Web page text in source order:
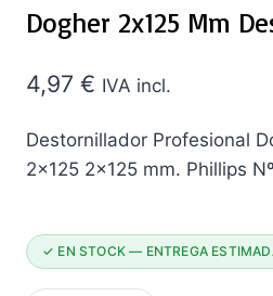
Dogher 2x125 Mm
4,97 € IVA incl.
Destornillador Profesional
2×125 2×125 mm. Phillips
✓ EN STOCK — ENTREGA